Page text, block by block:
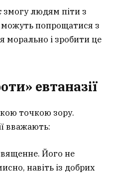
змогу людям піти з
попрощатися з
морально і зробити це
евтаназії
точкою зору.
вважають:
Його не
навіть із добрих